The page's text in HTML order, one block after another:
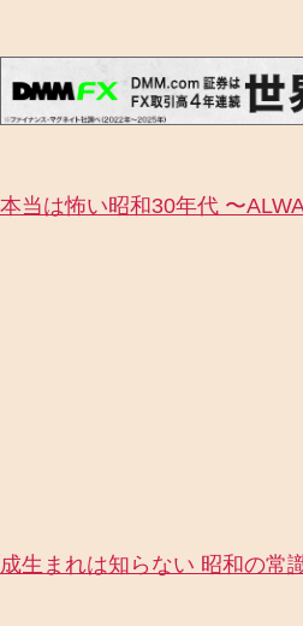
本当は怖い昭和30年代 〜
成生まれは知らない 昭和の常